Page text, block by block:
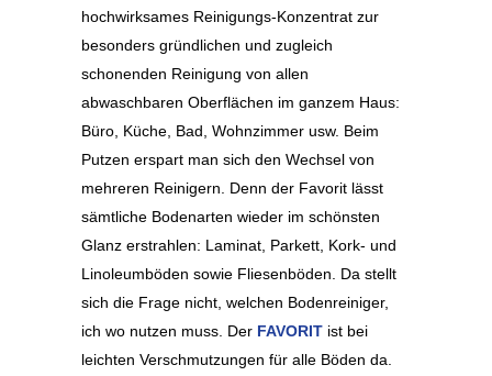
hochwirksames Reinigungs-Konzentrat zur
besonders gründlichen und zugleich
schonenden Reinigung von allen
abwaschbaren Oberflächen im ganzem Haus:
Büro, Küche, Bad, Wohnzimmer usw. Beim
Putzen erspart man sich den Wechsel von
mehreren Reinigern. Denn der Favorit lässt
sämtliche Bodenarten wieder im schönsten
Glanz erstrahlen: Laminat, Parkett, Kork- und
Linoleumböden sowie Fliesenböden. Da stellt
sich die Frage nicht, welchen Bodenreiniger,
ich wo nutzen muss. Der FAVORIT ist bei
leichten Verschmutzungen für alle Böden da.